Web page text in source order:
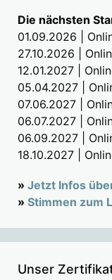
Die nächsten
01.09.2026 |
27.10.2026 |
12.01.2027 |
05.04.2027 |
07.06.2027 |
06.07.2027 |
06.09.2027 |
18.10.2027 |
» Jetzt Infos
» Stimmen zum
Unser